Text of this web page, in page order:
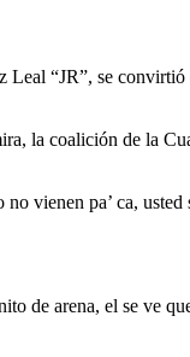
“JR”, se
la coalición de la
vienen pa’ ca,
de arena, el se ve